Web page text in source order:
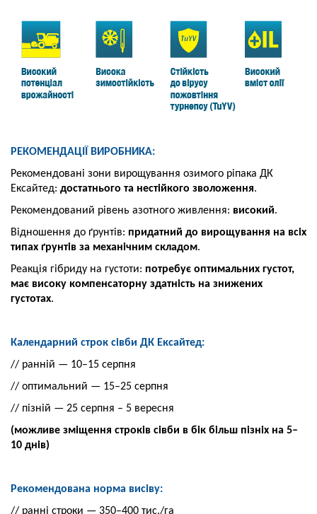
РЕКОМЕНДАЦІЇ ВИРОБНИКА:
Рекомендовані зони вирощування озимого ріпака ДК
Ексайтед: достатнього та нестійкого зволоження.
Рекомендований рівень азотного живлення: високий.
Відношення до ґрунтів: придатний до вирощування на всіх
типах ґрунтів за механічним складом.
Реакція гібриду на густоти: потребує оптимальних густот,
має високу компенсаторну здатність на знижених
густотах.
Календарний строк сівби ДК Ексайтед:
// ранній — 10–15 серпня
// оптимальний — 15–25 серпня
// пізній — 25 серпня – 5 вересня
(можливе зміщення строків сівби в бік більш пізніх на 5–
10 днів)
Рекомендована норма висіву:
// ранні строки — 350–400 тис./га